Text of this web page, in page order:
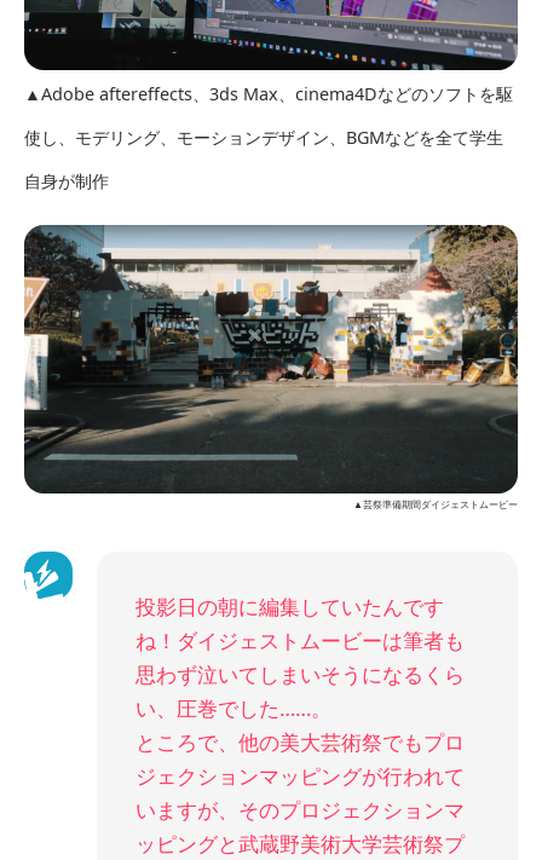
▲Adobe aftereffects、3ds Max、cinema4Dなどのソフトを駆
使し、モデリング、モーションデザイン、BGMなどを全て学生
自身が制作
▲芸祭準備期間ダイジェストムービー
投影日の朝に編集していたんです
ね！ダイジェストムービーは筆者も
思わず泣いてしまいそうになるくら
い、圧巻でした……。
ところで、他の美大芸術祭でもプロ
ジェクションマッピングが行われて
いますが、そのプロジェクションマ
ッピングと武蔵野美術大学芸術祭プ